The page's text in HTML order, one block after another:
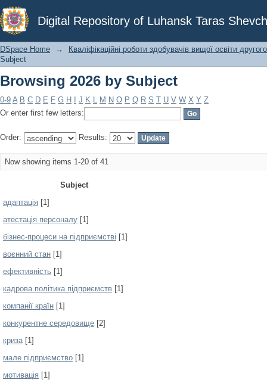
Digital Repository of Luhansk Taras
Browsing 2026 by Subject
DSpace Home →
Кваліфікаційні роботи здобувачів вищої освіти
Subject
Browsing 2026 by Subject
0-9 A B C D E F G H J K L M N O P Q R S T U V W X Y Z
Or enter first few letters:
Order: Results:
Now showing items 1-20 of 41
Subject
адаптація [1]
атестація персоналу [1]
бізнес-процеси на підприємстві [1]
воєнний стан [1]
ефективність [1]
кадрова політика підприємств [1]
компанії країн [1]
конкурентне середовище [2]
криза[1]
мале підприємство [1]
мотивація [1]